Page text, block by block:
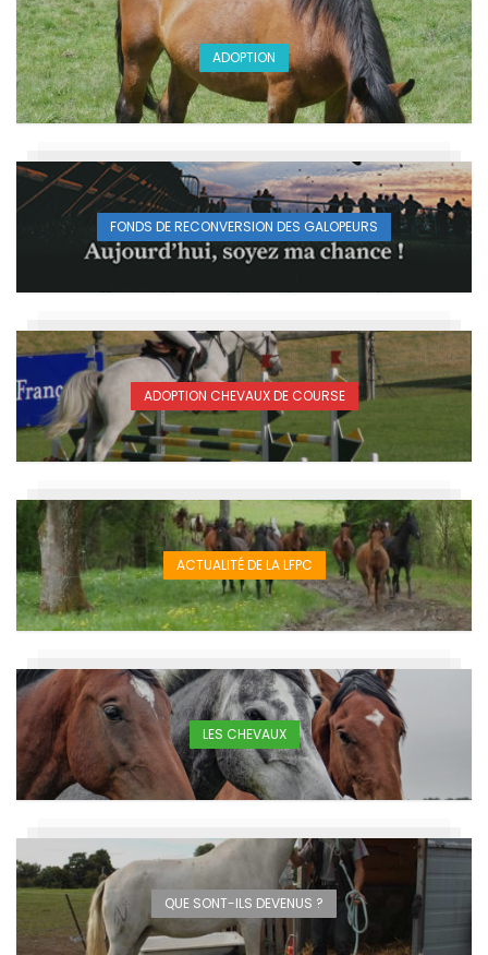
ADOPTION
FONDS DE RECONVERSION DES GALOPEURS
ADOPTION CHEVAUX DE COURSE
ACTUALITÉ DE LA LFPC
LES CHEVAUX
QUE SONT-ILS DEVENUS ?